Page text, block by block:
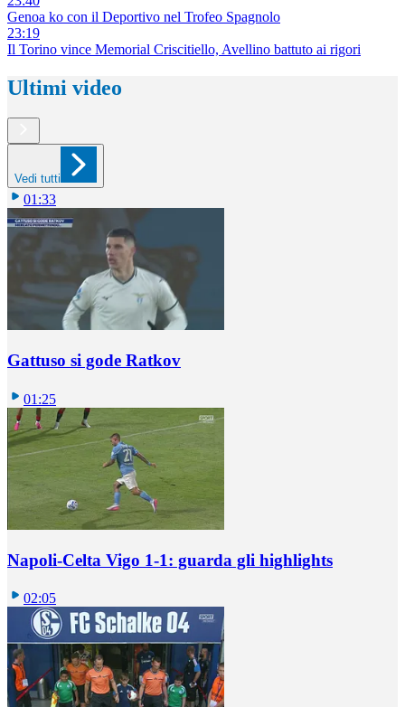
Genoa ko con il Deportivo nel Trofeo Spagnolo
23:19
Il Torino vince Memorial Criscitiello, Avellino battuto ai rigori
Ultimi video
Vedi tutti
01:33
Gattuso si gode Ratkov
01:25
Napoli-Celta Vigo 1-1: guarda gli highlights
02:05